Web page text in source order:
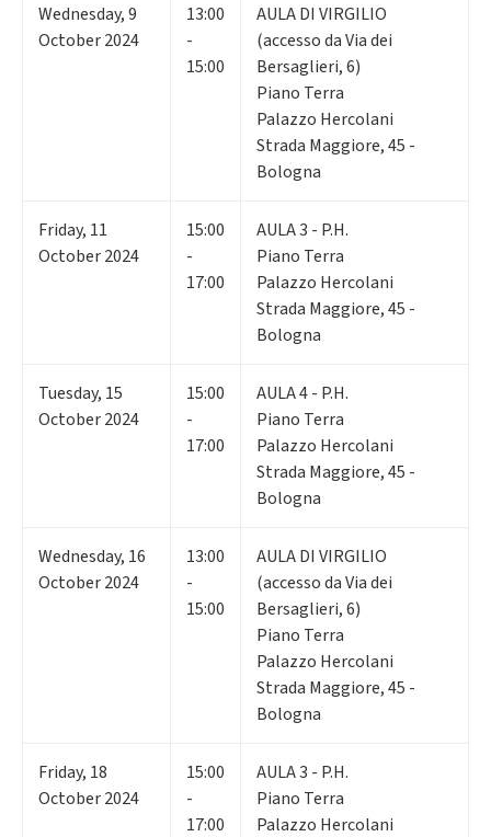
Wednesday,9
October 2024
13:00
-
15:00
AULA DI VIRGILIO
(accesso da Via dei
Bersaglieri, 6)
Piano Terra
Palazzo Hercolani
Strada Maggiore, 45 -
Bologna
Friday, 11
October 2024
15:00
-
17:00
AULA 3 - P.H.
Piano Terra
Palazzo Hercolani
Strada Maggiore, 45 -
Bologna
Tuesday, 15
October 2024
15:00
-
17:00
AULA 4 - P.H.
Piano Terra
Palazzo Hercolani
Strada Maggiore, 45 -
Bologna
Wednesday, 16
October 2024
13:00
-
15:00
AULA DI VIRGILIO
(accesso da Via dei
Bersaglieri, 6)
Piano Terra
Palazzo Hercolani
Strada Maggiore, 45 -
Bologna
Friday, 18
October 2024
15:00
-
17:00
AULA 3 - P.H.
Piano Terra
Palazzo Hercolani